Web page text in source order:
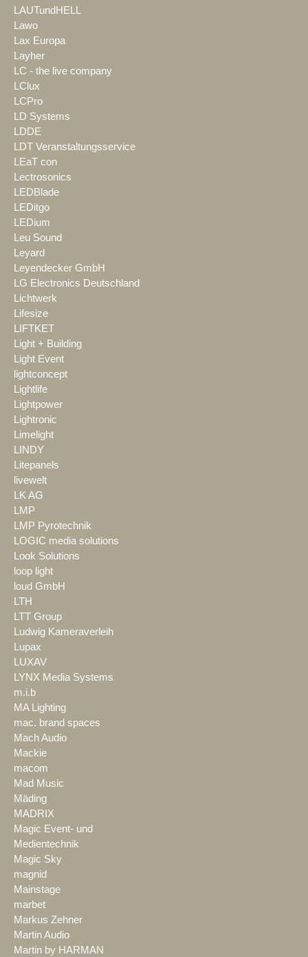
LAUTundHELL
Lawo
Lax Europa
Layher
LC - the live company
LClux
LCPro
LD Systems
LDDE
LDT Veranstaltungsservice
LEaT con
Lectrosonics
LEDBlade
LEDitgo
LEDium
Leu Sound
Leyard
Leyendecker GmbH
LG Electronics Deutschland
Lichtwerk
Lifesize
LIFTKET
Light + Building
Light Event
lightconcept
Lightlife
Lightpower
Lightronic
Limelight
LINDY
Litepanels
livewelt
LK AG
LMP
LMP Pyrotechnik
LOGIC media solutions
Look Solutions
loop light
loud GmbH
LTH
LTT Group
Ludwig Kameraverleih
Lupax
LUXAV
LYNX Media Systems
m.i.b
MA Lighting
mac. brand spaces
Mach Audio
Mackie
macom
Mad Music
Mäding
MADRIX
Magic Event- und
Medientechnik
Magic Sky
magnid
Mainstage
marbet
Markus Zehner
Martin Audio
Martin by HARMAN